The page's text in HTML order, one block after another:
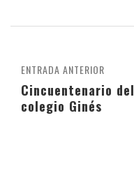
ENTRADA ANTERIOR
Cincuentenario del
colegio Ginés